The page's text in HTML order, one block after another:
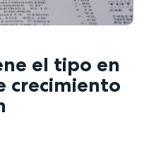
el tipo en
crecimiento